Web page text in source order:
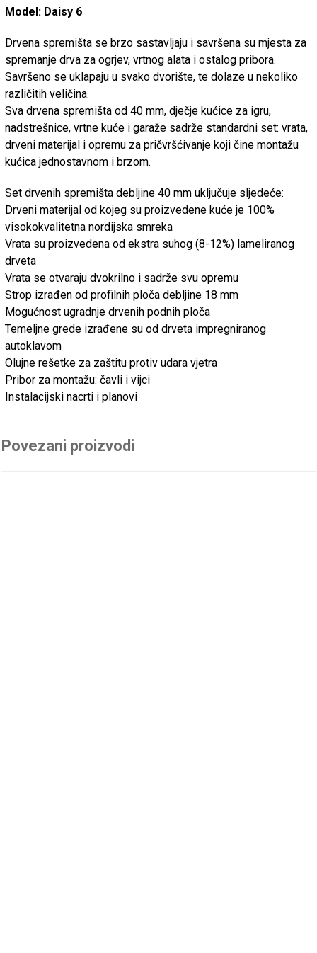
Model: Daisy 6
Drvena spremišta se brzo sastavljaju i savršena su mjesta za
spremanje drva za ogrjev, vrtnog alata i ostalog pribora.
Savršeno se uklapaju u svako dvorište, te dolaze u nekoliko
različitih veličina.
Sva drvena spremišta od 40 mm, dječje kućice za igru,
nadstrešnice, vrtne kuće i garaže sadrže standardni set: vrata,
drveni materijal i opremu za pričvršćivanje koji čine montažu
kućica jednostavnom i brzom.
Set drvenih spremišta debljine 40 mm uključuje sljedeće:
Drveni materijal od kojeg su proizvedene kuće je 100%
visokokvalitetna nordijska smreka
Vrata su proizvedena od ekstra suhog (8-12%) lameliranog
drveta
Vrata se otvaraju dvokrilno i sadrže svu opremu
Strop izrađen od profilnih ploča debljine 18 mm
Mogućnost ugradnje drvenih podnih ploča
Temeljne grede izrađene su od drveta impregniranog
autoklavom
Olujne rešetke za zaštitu protiv udara vjetra
Pribor za montažu: čavli i vijci
Instalacijski nacrti i planovi
Povezani proizvodi